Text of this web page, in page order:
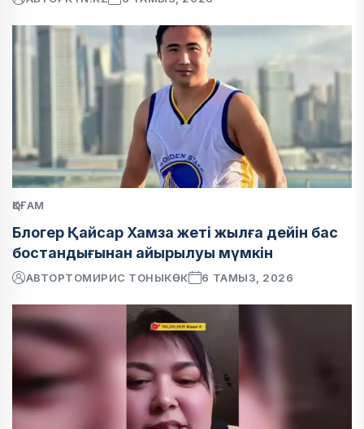
ҚОҒАМ
Блогер Қайсар Хамза жеті жылға дейін бас
бостандығынан айырылуы мүмкін
АВТОРТОМИРИС ТОНЫКӨК 6 ТАМЫЗ, 2026